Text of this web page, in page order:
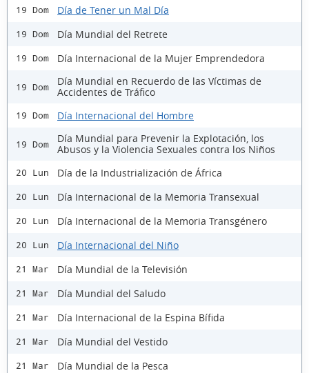
19 Dom Día de Tener un Mal Día
19 Dom Día Mundial del Retrete
19 Dom Día Internacional de la Mujer Emprendedora
19 Dom
Día Mundial en Recuerdo de las Víctimas de
Accidentes de Tráfico
19 Dom Día Internacional del Hombre
19 Dom
Día Mundial para Prevenir la Explotación, los
Abusos y la Violencia Sexuales contra los Niños
20 Lun Día de la Industrialización de África
20 Lun Día Internacional de la Memoria Transexual
20 Lun Día Internacional de la Memoria Transgénero
20 Lun Día Internacional del Niño
21 Mar Día Mundial de la Televisión
21 Mar Día Mundial del Saludo
21 Mar Día Internacional de la Espina Bífida
21 Mar Día Mundial del Vestido
21 Mar Día Mundial de la Pesca